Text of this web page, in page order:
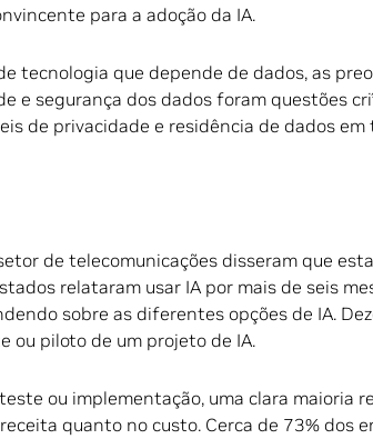
para a adoção da IA.
tecnologia que depende de dados, as
e segurança dos dados foram questões
de privacidade e residência de dados em
de telecomunicações disseram que
relataram usar IA por mais de seis
sobre as diferentes opções de IA.
ou piloto de um projeto de IA.
ou implementação, uma clara maioria
quanto no custo. Cerca de 73% dos